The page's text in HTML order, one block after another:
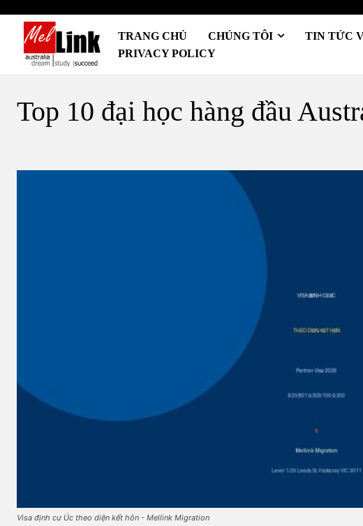
TRANG CHỦ CHÚNG TÔI TIN TỨC
PRIVACY POLICY
Top 10 đại học hàng đầu
Visa định cư Úc theo diện kết hôn - Mellink Migration